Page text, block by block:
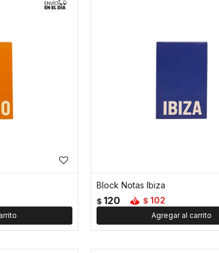
Block Notas Ibiza
$ 120 $ 102